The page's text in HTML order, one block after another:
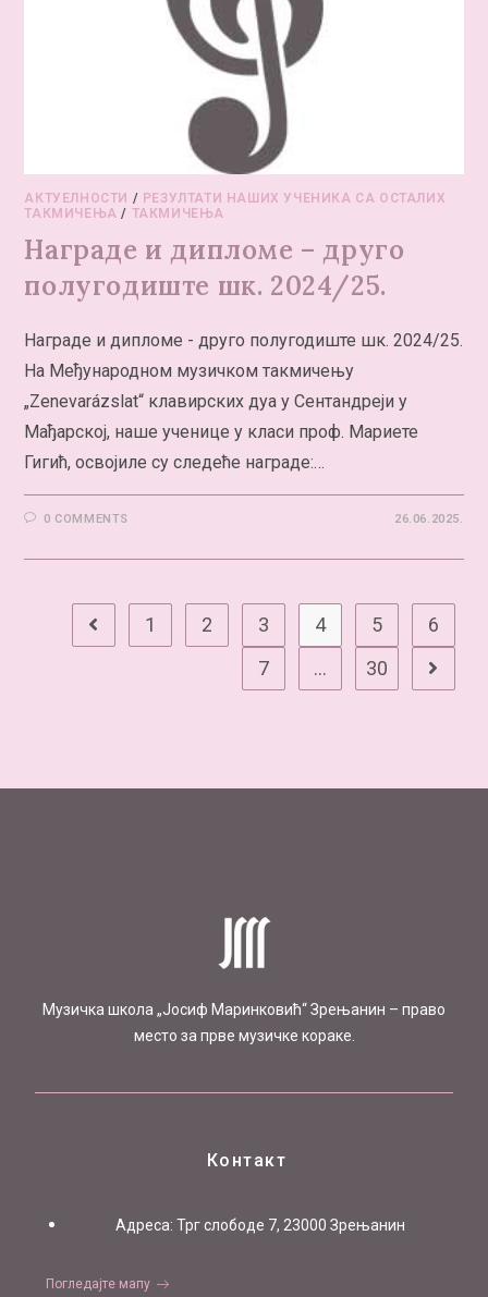
АКТУЕЛНОСТИ / РЕЗУЛТАТИ НАШИХ УЧЕНИКА СА ОСТАЛИХ
ТАКМИЧЕЊА / ТАКМИЧЕЊА
Награде и дипломе – друго
полугодиште шк. 2024/25.
Награде и дипломе - друго полугодиште шк. 2024/25.
На Међународном музичком такмичењу
„Zenevarázslat“ клавирских дуа у Сентандреји у
Мађарској, наше ученице у класи проф. Мариете
Гигић, освојиле су следеће награде:…
0 COMMENTS 26.06.2025.
1 2 3 4 5
6
7
… 30
Mузичка школа „Јосиф Маринковић“ Зрењанин – право
место за прве музичке кораке.
Контакт
Aдреса: Трг слободе 7, 23000 Зрењанин
Погледајте мапу